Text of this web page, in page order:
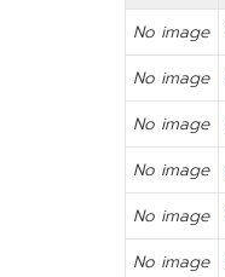
No image
No image
No image
No image
No image
No image